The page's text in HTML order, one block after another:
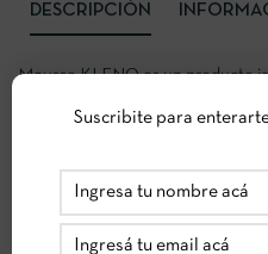
DESCRIPCIÓN
Mousse KLENO es un producto
otorgando definición a los
hidratación y define los peinados
todo tipo de cabellos. Sulfate
Petrolatum Free
Suscribite para